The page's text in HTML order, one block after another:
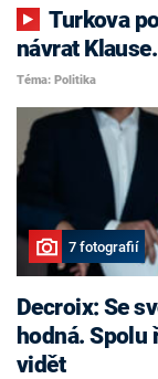
Turkova pomsta, nekonfliktní Havlíček i
návrat
Téma: Politika
7 fotografií
Decroix: Se
hodná.
vidět